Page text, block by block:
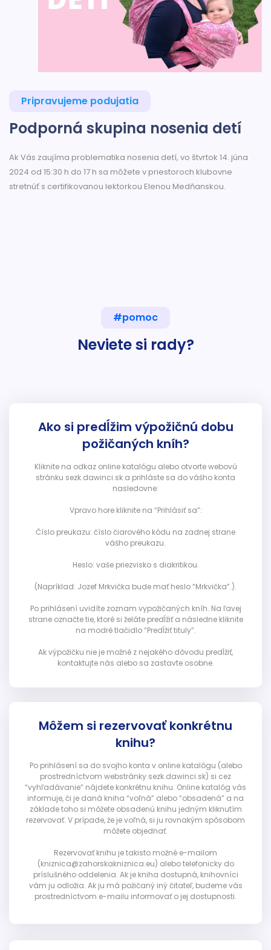
Pripravujeme podujatia
Podporná skupina nosenia detí
Ak Vás zaujíma problematika nosenia detí, vo štvrtok 14. júna
2024 od 15:30 h do 17 h sa môžete v priestoroch klubovne
stretnúť s certifikovanou lektorkou Elenou Medňanskou.
#pomoc
Neviete si rady?
Ako si predĺžim výpožičnú dobu
požičaných kníh?
Kliknite na odkaz online katalógu alebo otvorte webovú
stránku sezk.dawinci.sk a prihláste sa do vášho konta
nasledovne:
Vpravo hore kliknite na “Prihlásiť sa”:
Číslo preukazu: číslo čiarového kódu na zadnej strane
vášho preukazu.
Heslo: vaše priezvisko s diakritikou.
(Napríklad: Jozef Mrkvička bude mať heslo “Mrkvička”.).
Po prihlásení uvidíte zoznam vypožičaných kníh. Na ľavej
strane označte tie, ktoré si želáte predĺžiť a následne kliknite
na modré tlačidlo “Predĺžiť tituly”.
Ak výpožičku nie je možné z nejakého dôvodu predĺžiť,
kontaktujte nás alebo sa zastavte osobne.
Môžem si rezervovať konkrétnu
knihu?
Po prihlásení sa do svojho konta v online katalógu (alebo
prostredníctvom webstránky sezk.dawinci.sk) si cez
“vyhľadávanie” nájdete konkrétnu knihu. Online katalóg vás
informuje, či je daná kniha “voľná” alebo “obsadená” a na
základe toho si môžete obsadenú knihu jedným kliknutím
rezervovať. V prípade, že je voľná, si ju rovnakým spôsobom
môžete objednať.
Rezervovať knihu je takisto možné e-mailom
(kniznica@zahorskakniznica.eu) alebo telefonicky do
príslušného oddelenia. Ak je kniha dostupná, knihovníci
vám ju odložia. Ak ju má požičaný iný čitateľ, budeme vás
prostredníctvom e-mailu informovať o jej dostupnosti.